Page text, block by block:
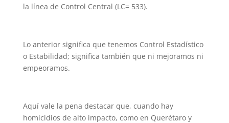
la línea de Control Central (LC= 533).
Lo anterior significa que tenemos Control Estadístico
o Estabilidad; significa también que ni mejoramos ni
empeoramos.
Aquí vale la pena destacar que, cuando hay
homicidios de alto impacto, como en Querétaro y